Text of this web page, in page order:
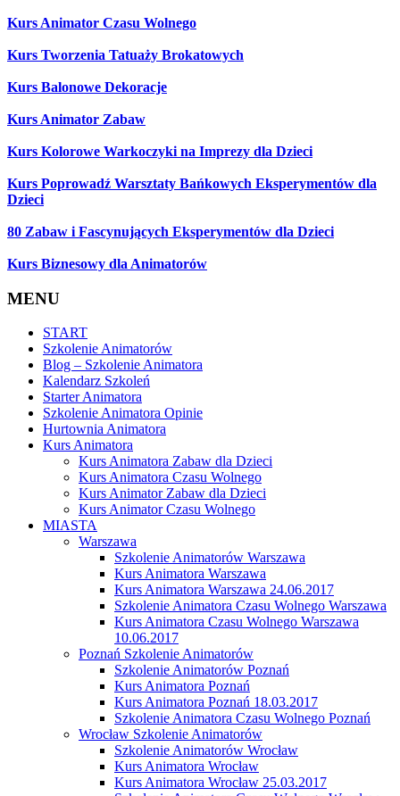
Kurs Animator Czasu Wolnego
Kurs Tworzenia Tatuaży Brokatowych
Kurs Balonowe Dekoracje
Kurs Animator Zabaw
Kurs Kolorowe Warkoczyki na Imprezy dla Dzieci
Kurs Poprowadź Warsztaty Bańkowych Eksperymentów dla
Dzieci
80 Zabaw i Fascynujących Eksperymentów dla Dzieci
Kurs Biznesowy dla Animatorów
MENU
START
Szkolenie Animatorów
Blog – Szkolenie Animatora
Kalendarz Szkoleń
Starter Animatora
Szkolenie Animatora Opinie
Hurtownia Animatora
Kurs Animatora
Kurs Animatora Zabaw dla Dzieci
Kurs Animatora Czasu Wolnego
Kurs Animator Zabaw dla Dzieci
Kurs Animator Czasu Wolnego
MIASTA
Warszawa
Szkolenie Animatorów Warszawa
Kurs Animatora Warszawa
Kurs Animatora Warszawa 24.06.2017
Szkolenie Animatora Czasu Wolnego Warszawa
Kurs Animatora Czasu Wolnego Warszawa
10.06.2017
Poznań Szkolenie Animatorów
Szkolenie Animatorów Poznań
Kurs Animatora Poznań
Kurs Animatora Poznań 18.03.2017
Szkolenie Animatora Czasu Wolnego Poznań
Wrocław Szkolenie Animatorów
Szkolenie Animatorów Wrocław
Kurs Animatora Wrocław
Kurs Animatora Wrocław 25.03.2017